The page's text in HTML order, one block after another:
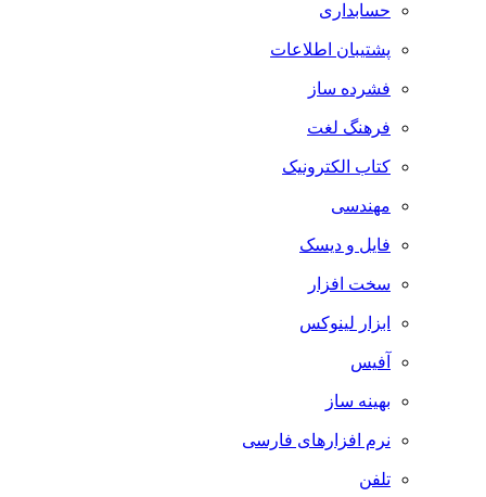
حسابداری
پشتیبان اطلاعات
فشرده ساز
فرهنگ لغت
کتاب الکترونیک
مهندسی
فایل و دیسک
سخت افزار
ابزار لینوکس
آفیس
بهینه ساز
نرم افزارهای فارسی
تلفن